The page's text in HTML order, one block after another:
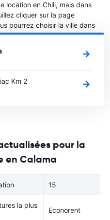
location en Chili, mais dans
cliquer sur la page
pourrez choisir la ville dans
voiture.
Km 2
pour la
en Calama
15
la plus
Econorent